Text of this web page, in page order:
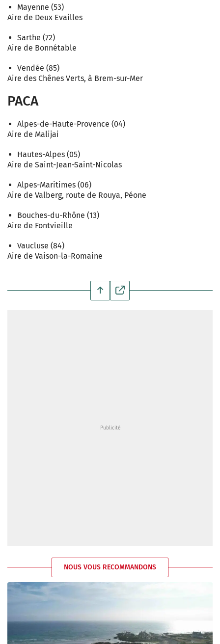
Mayenne (53)
Aire de Deux Evailles
Sarthe (72)
Aire de Bonnétable
Vendée (85)
Aire des Chênes Verts, à Brem-sur-Mer
PACA
Alpes-de-Haute-Provence (04)
Aire de Malijai
Hautes-Alpes (05)
Aire de Saint-Jean-Saint-Nicolas
Alpes-Maritimes (06)
Aire de Valberg, route de Rouya, Péone
Bouches-du-Rhône (13)
Aire de Fontvieille
Vaucluse (84)
Aire de Vaison-la-Romaine
NOUS VOUS RECOMMANDONS